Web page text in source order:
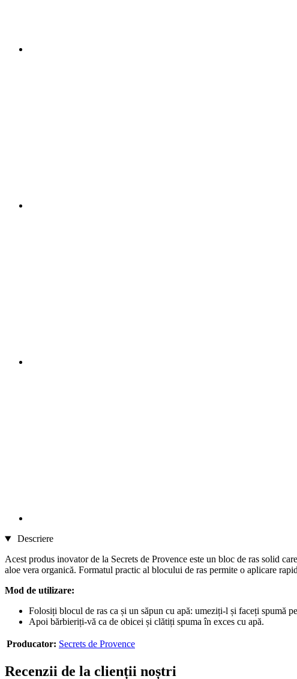
Descriere
Acest produs inovator de la Secrets de Provence este un bloc de ras solid
aloe vera organică. Formatul practic al blocului de ras permite o aplicare
Mod de utilizare:
Folosiți blocul de ras ca și un săpun cu apă: umeziți-l și faceți spumă
Apoi bărbieriți-vă ca de obicei și clătiți spuma în exces cu apă.
Producator: Secrets de Provence
Recenzii de la clienții noștri